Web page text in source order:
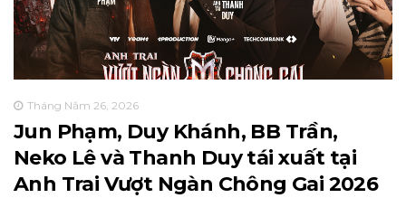
Tháng Năm 26, 2026
Jun Phạm, Duy Khánh, BB Trần,
Neko Lê và Thanh Duy tái xuất tại
Anh Trai Vượt Ngàn Chông Gai 2026